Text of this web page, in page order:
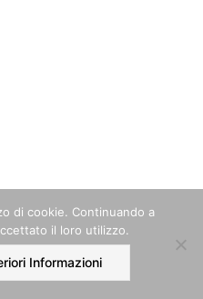
Account
di cookie. Continuando a
il loro utilizzo.
Informazioni